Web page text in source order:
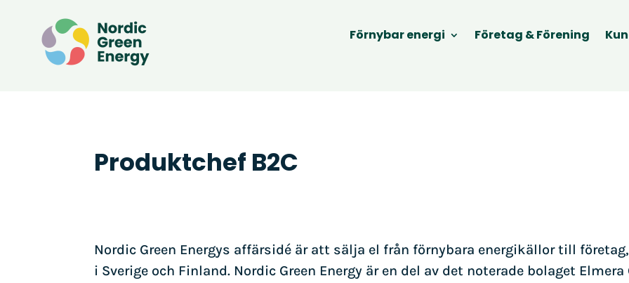
Förnybar energi Företag & Förening
Produktchef B2C
Nordic Green Energys affärsidé är att sälja el från förnybara energikällor till
i Sverige och Finland. Nordic Green Energy är en del av det noterade bolaget